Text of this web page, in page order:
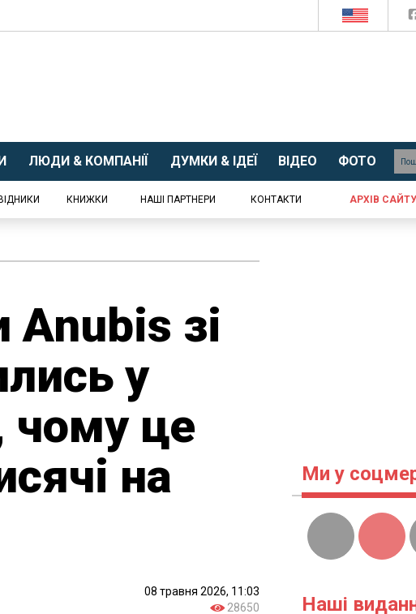
ЛЮДИ & КОМПАНІЇ ДУМКИ & ІДЕЇ ВІДЕО ФОТО
КНИЖКИ НАШІ ПАРТНЕРИ КОНТАКТИ АРХІВ САЙТУ
Anubis зі
у
чому це
на
08 травня 2026, 11:03
28650
Ми у
Наші